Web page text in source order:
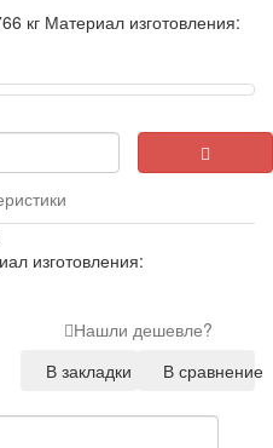
кг Материал изготовления:
изготовления:
Нашли дешевле?
В закладки
В сравнение